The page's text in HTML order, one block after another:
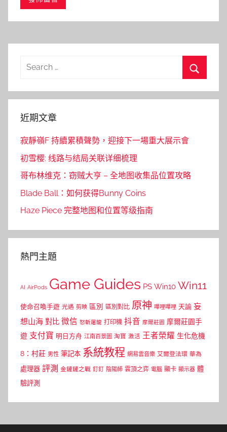
Search
近期文章
寂靜嶺F 持續累積聲勢，迎接下一場重大展示會
初雪樱: 线路与结局关联详细梳理
哥布林维克：窃贼大亨 – 全地图收集品位置攻略
Blade Ball：如何获得Bunny Coins
Haze Piece 完整地图和位置等级指南
熱門主題
AI AirPods Game Guides PS Win10 Win11
使命召喚手遊 光遇 剪映 區別 區別對比 原神 嗶哩嗶哩 天諭 妄
想山海 對比 微信 怒斬屠龍 打印機 抖音 摩爾莊園 摩爾莊園手
遊 支付寶 明日方舟 江南百景圖 淘寶 激活 王者榮耀 生化危機
8：村莊 男性 筆記本 系統教程 網易雲音樂 艾爾登法環 華為
處理器 評測 金鏟鏟之戰 釘釘 陰陽師 雲頂之弈 電腦 顯卡 顯示器 體
驗評測